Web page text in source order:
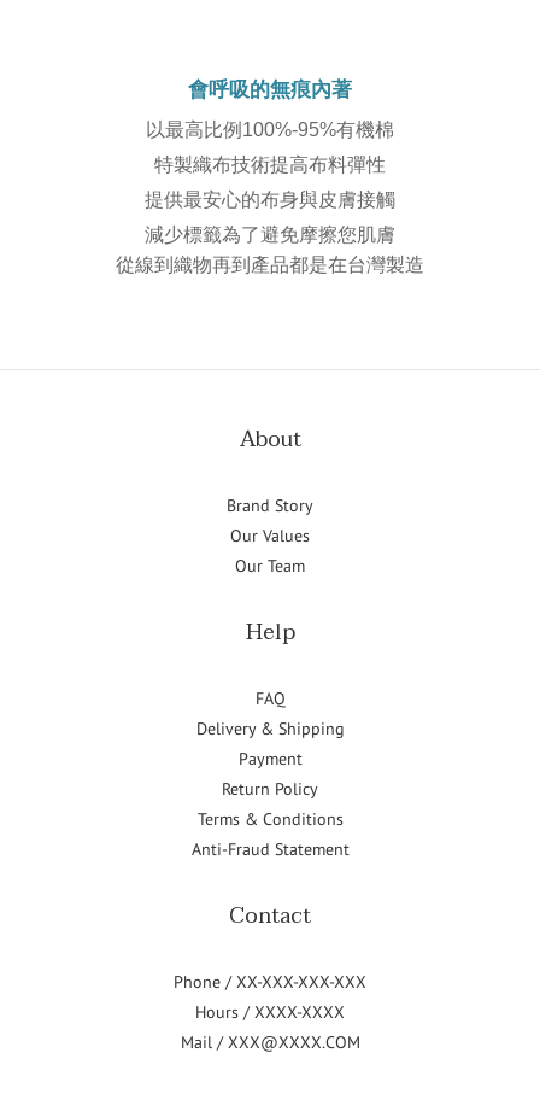
會呼吸的無痕內著
以最高比例100%-95%有機棉
特製織布技術提高布料彈性
提供最安心的布身與皮膚接觸
減少標籤為了避免摩擦您肌膚
從線到織物再到產品都是在台灣製造
About
Brand Story
Our Values
Our Team
Help
FAQ
Delivery & Shipping
Payment
Return Policy
Terms & Conditions
Anti-Fraud Statement
Contact
Phone / XX-XXX-XXX-XXX
Hours / XXXX-XXXX
Mail / XXX@XXXX.COM